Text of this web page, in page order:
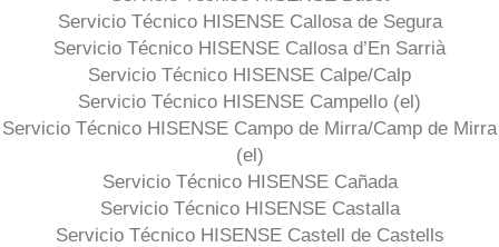
Servicio Técnico HISENSE Callosa de Segura
Servicio Técnico HISENSE Callosa d’En Sarrià
Servicio Técnico HISENSE Calpe/Calp
Servicio Técnico HISENSE Campello (el)
Servicio Técnico HISENSE Campo de Mirra/Camp de Mirra
(el)
Servicio Técnico HISENSE Cañada
Servicio Técnico HISENSE Castalla
Servicio Técnico HISENSE Castell de Castells